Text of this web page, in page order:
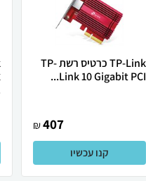
TP-Link כרטיס רשת TP-
Link 10 Gigabit PCI...
407
₪
קנו עכשיו